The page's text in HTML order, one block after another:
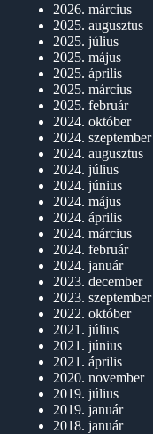
2026. március
2025. augusztus
2025. július
2025. május
2025. április
2025. március
2025. február
2024. október
2024. szeptember
2024. augusztus
2024. július
2024. június
2024. május
2024. április
2024. március
2024. február
2024. január
2023. december
2023. szeptember
2022. október
2021. július
2021. június
2021. április
2020. november
2019. július
2019. január
2018. január